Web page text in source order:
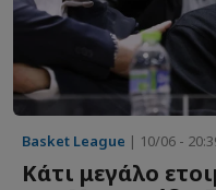
Basket League | 10/06 -
Κάτι μεγάλο